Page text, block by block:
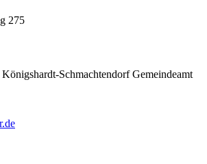
275
Schmachtendorf Gemeindeamt